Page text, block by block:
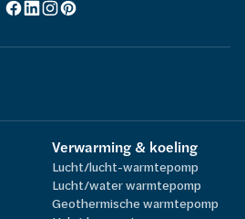
Verwarming & koeling
Lucht/lucht-warmtepomp
Lucht/water warmtepomp
Geothermische warmtepomp